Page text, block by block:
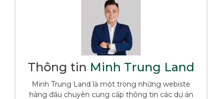
Thông tin Minh Trung Land
Minh Trung Land là một trong những webiste
hàng đầu chuyên cung cấp thông tin các dự án